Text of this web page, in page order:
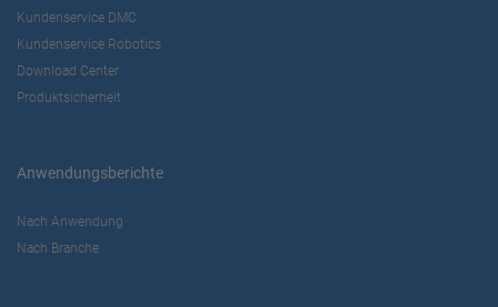
Kundenservice DMC
Kundenservice Robotics
Download Center
Produktsicherheit
Anwendungsberichte
Nach Anwendung
Nach Branche